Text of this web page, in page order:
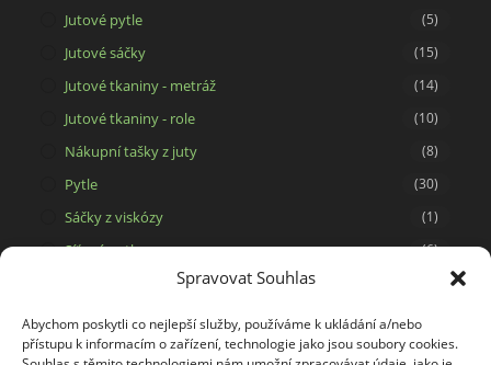
Spravovat Souhlas
Abychom poskytli co nejlepší služby, používáme k ukládání a/nebo
přístupu k informacím o zařízení, technologie jako jsou soubory cookies.
Jutové pytle (5)
Jutové sáčky (15)
Jutové tkaniny - metráž (14)
Jutové tkaniny - role (10)
Nákupní tašky z juty (8)
Pytle (30)
Sáčky z viskózy (1)
Síťové pytle (6)
Svíčky ze 100% včelího vosku
Tašky a dárkové pytlíky
Tašky na potisk (5)